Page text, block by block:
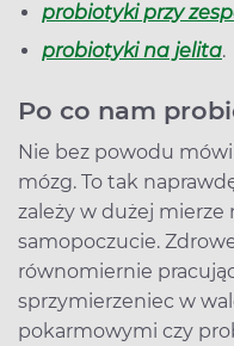
probiotyki przy
probiotyki na jelita.
Po co nam
Nie bez powodu
mózg. To tak
zależy w dużej mierze
samopoczucie.
równomiernie
sprzymierzeniec w
pokarmowymi czy